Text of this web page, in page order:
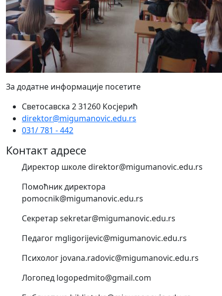
За додатне информације посетите
Светосавска 2 31260 Косјерић
direktor@migumanovic.edu.rs
031/ 781 - 442
Контакт адресе
Директор школе direktor@migumanovic.edu.rs
Помоћник директора
pomocnik@migumanovic.edu.rs
Секретар sekretar@migumanovic.edu.rs
Педагог mgligorijevic@migumanovic.edu.rs
Психолог jovana.radovic@migumanovic.edu.rs
Логопед logopedmito@gmail.com